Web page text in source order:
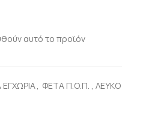
αυτό το προϊόν
, ΦΕΤΑ Π.Ο.Π. , ΛΕΥΚΟ